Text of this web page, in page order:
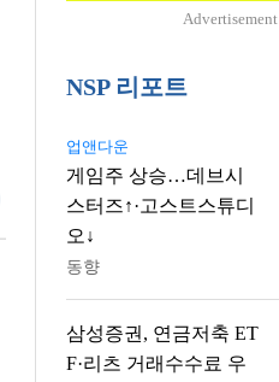
Advertisement
NSP 리포트
업앤다운
게임주 상승…데브시
스터즈↑·고스트스튜디
오↓
동향
삼성증권, 연금저축 ET
F·리츠 거래수수료 우